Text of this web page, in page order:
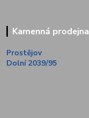
Kamenná
Prostějov
Dolní 2039/95